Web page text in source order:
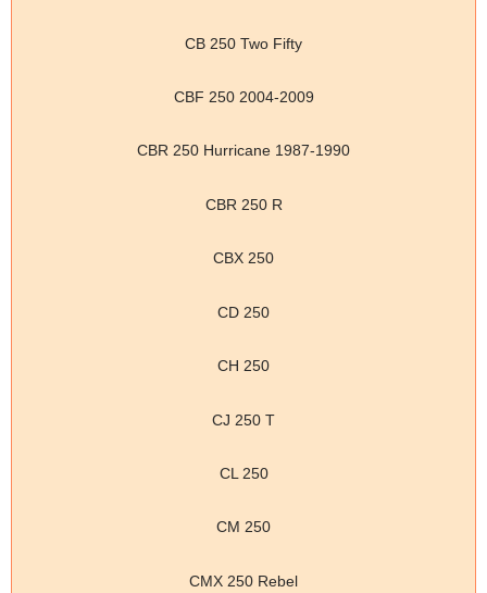
CB 250 Two Fifty
CBF 250 2004-2009
CBR 250 Hurricane 1987-1990
CBR 250 R
CBX 250
CD 250
CH 250
CJ 250 T
CL 250
CM 250
CMX 250 Rebel